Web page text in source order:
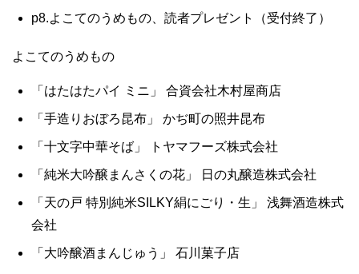
p8.よこてのうめもの、読者プレゼント（受付終了）
よこてのうめもの
「はたはたパイ ミニ」 合資会社木村屋商店
「手造りおぼろ昆布」 かぢ町の照井昆布
「十文字中華そば」 トヤマフーズ株式会社
「純米大吟醸まんさくの花」 日の丸醸造株式会社
「天の戸 特別純米SILKY絹にごり・生」 浅舞酒造株式
会社
「大吟醸酒まんじゅう」 石川菓子店